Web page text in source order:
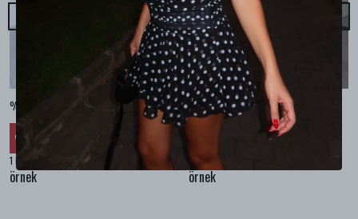
%100 KETEN CEPLİ ŞALVAR PANTOLON - Bej
%
₺ 2,299.99
1 Renk 4 Beden
örnek
%100 KETEN SALAŞ GÖMLEK - Bej
₺ 2,099.99
₺ 1,469.99
1 Renk 4 Beden
örnek